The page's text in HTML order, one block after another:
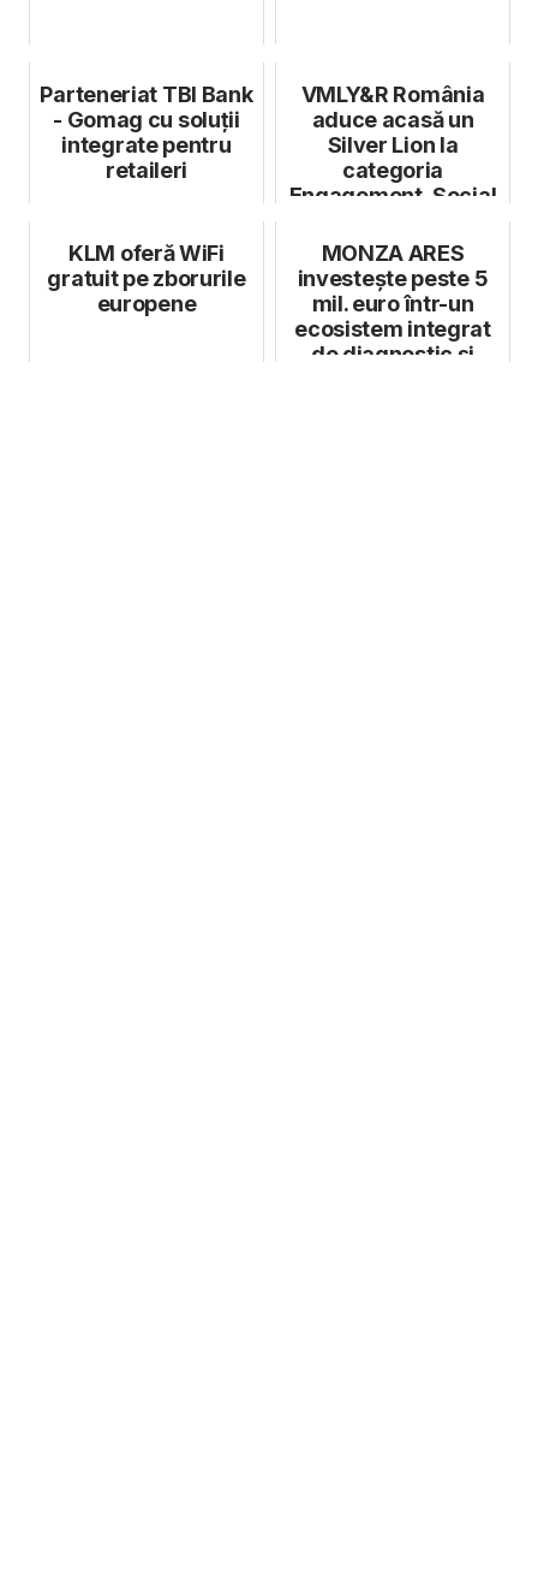
Parteneriat TBI Bank
- Gomag cu soluții
integrate pentru
retaileri
VMLY&R România
aduce acasă un
Silver Lion la
categoria
Engagement, Social
KLM oferă WiFi
gratuit pe zborurile
europene
MONZA ARES
investește peste 5
mil. euro într-un
ecosistem integrat
de diagnostic și